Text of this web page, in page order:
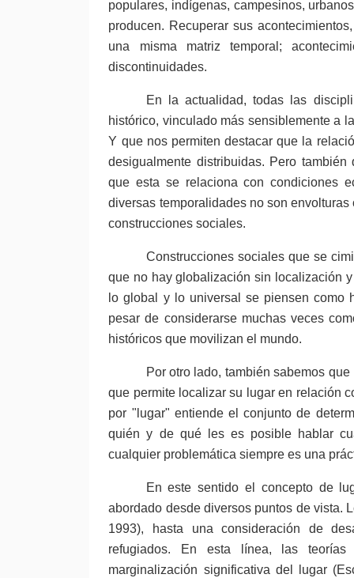
populares, indígenas, campesinos,
producen. Recuperar sus
una misma matriz temporal;
discontinuidades.
En la actualidad, todas las
histórico, vinculado más sensiblemente a
Y que nos permiten destacar que la
desigualmente distribuidas. Pero
que esta se relaciona con condiciones
diversas temporalidades no son
construcciones sociales.
Construcciones sociales que se
que no hay globalización sin localización
lo global y lo universal se piensen como
pesar de considerarse muchas veces
históricos que movilizan el mundo.
Por otro lado, también sabemos
que permite localizar su lugar en relación
por "lugar" entiende el conjunto de
quién y de qué les es posible hablar
cualquier problemática siempre es una
En este sentido el concepto de
abordado desde diversos puntos de vista.
1993), hasta una consideración de
refugiados. En esta línea, las
marginalización significativa del lugar